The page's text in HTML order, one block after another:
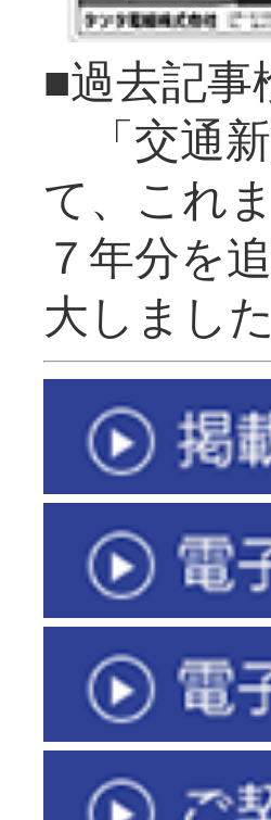
■過去記
「交通
て、これ
７年分を
大し